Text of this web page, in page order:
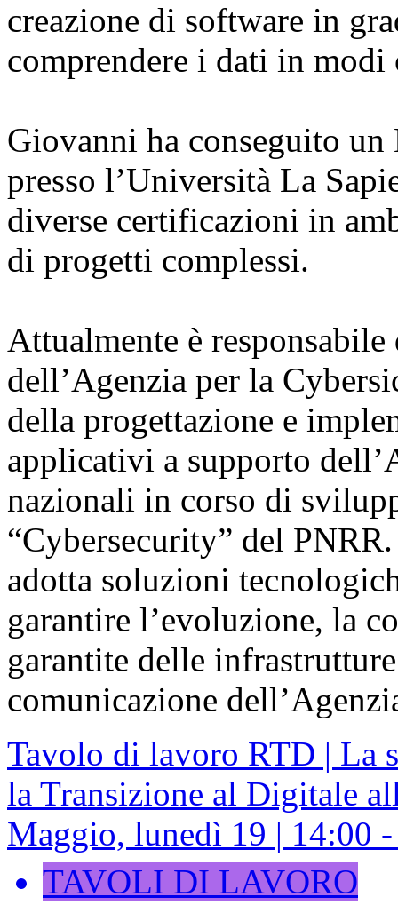
creazione di software in
comprendere i dati in modi
Giovanni ha conseguito
presso l’Università La
diverse certificazioni in
di progetti complessi.
Attualmente è
dell’Agenzia per la
della progettazione e
applicativi a supporto
nazionali in corso di
“Cybersecurity” del
adotta soluzioni
garantire l’evoluzione, la
garantite delle
comunicazione
Tavolo di lavoro RTD | La
la Transizione al Digitale
Maggio, lunedì 19 | 14:00
TAVOLI DI LAVORO